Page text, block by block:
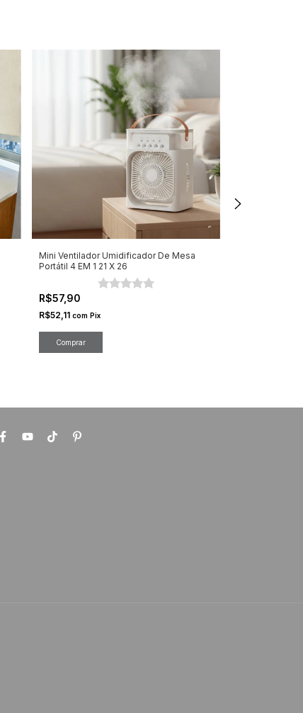
Mini Ventilador Umidificador De Mesa
Portátil 4 EM 1 21 X 26
R$57,90
R$52,11 com Pix